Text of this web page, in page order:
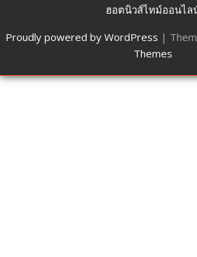
ฮอตนิวส์ไทม์ออนไล
Proudly powered by WordPress |
Themes